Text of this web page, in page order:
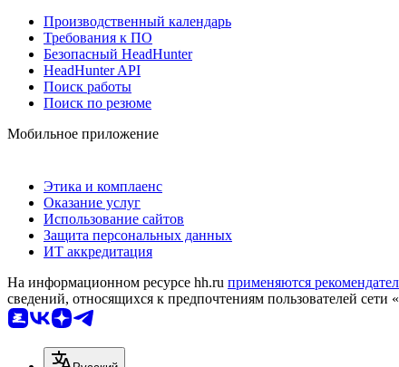
Производственный календарь
Требования к ПО
Безопасный HeadHunter
HeadHunter API
Поиск работы
Поиск по резюме
Мобильное приложение
Этика и комплаенс
Оказание услуг
Использование сайтов
Защита персональных данных
ИТ аккредитация
На информационном ресурсе hh.ru применяются
сведений, относящихся к предпочтениям пользователей